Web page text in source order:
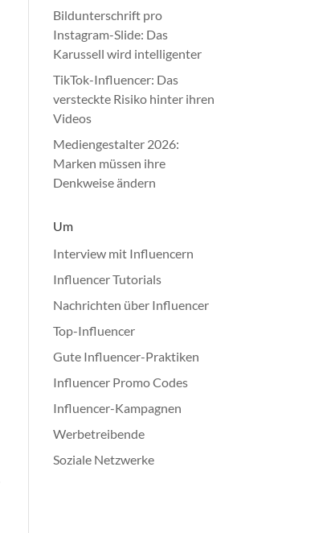
Bildunterschrift pro
Instagram-Slide: Das
Karussell wird intelligenter
TikTok-Influencer: Das
versteckte Risiko hinter ihren
Videos
Mediengestalter 2026:
Marken müssen ihre
Denkweise ändern
Um
Interview mit Influencern
Influencer Tutorials
Nachrichten über Influencer
Top-Influencer
Gute Influencer-Praktiken
Influencer Promo Codes
Influencer-Kampagnen
Werbetreibende
Soziale Netzwerke